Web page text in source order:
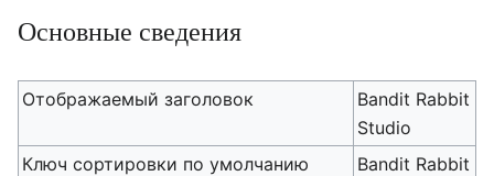
Основные сведения
Отображаемый заголовок
Bandit Rabbit
Studio
Ключ сортировки по умолчанию
Bandit Rabbit